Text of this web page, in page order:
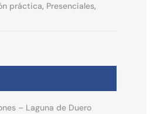
práctica, Presenciales,
– Laguna de Duero